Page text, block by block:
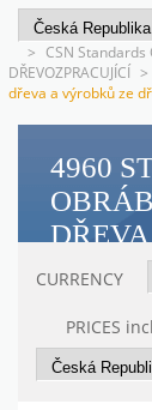
> CSN Standards
DŘEVOZPRACUJÍCÍ >
dřeva a výrobků ze
4960
CURRENCY
PRICES